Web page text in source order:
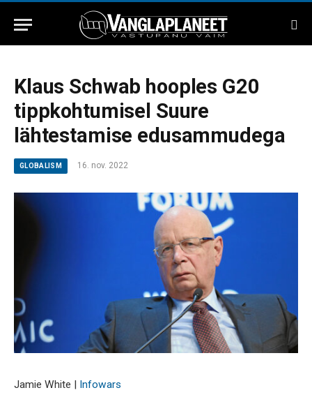
Klaus Schwab hooples G20
tippkohtumisel Suure
lähtestamise edusammudega
GLOBALISM 16. nov. 2022
Jamie White | Infowars